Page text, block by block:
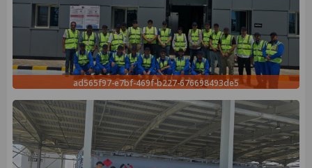
ad565f97-e7bf-469f-b227-676698493de5